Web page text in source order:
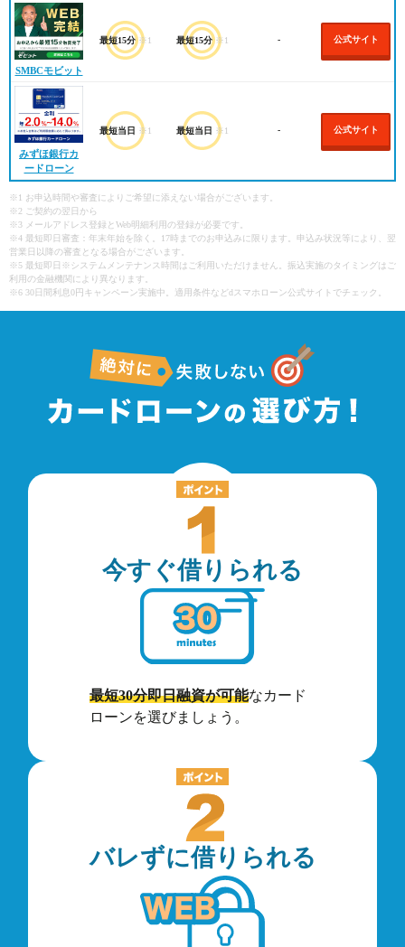
SMBCモビット
最短15分※1 最短15分※1 - 公式サイト
みずほ銀行カ
ードローン
最短当日 ※1 最短当日 ※1 - 公式サイト
※1 お申込時間や審査によりご希望に添えない場合がございます。
※2 ご契約の翌日から
※3 メールアドレス登録とWeb明細利用の登録が必要です。
※4 最短即日審査：年末年始を除く。17時までのお申込みに限ります。申込み状況等により、翌
営業日以降の審査となる場合がございます。
※5 最短即日※システムメンテナンス時間はご利用いただけません。振込実施のタイミングはご
利用の金融機関により異なります。
※6 30日間利息0円キャンペーン実施中。適用条件などdスマホローン公式サイトでチェック。
今すぐ借りられる
最短30分即日融資が可能なカード
ローンを選びましょう。
バレずに借りられる